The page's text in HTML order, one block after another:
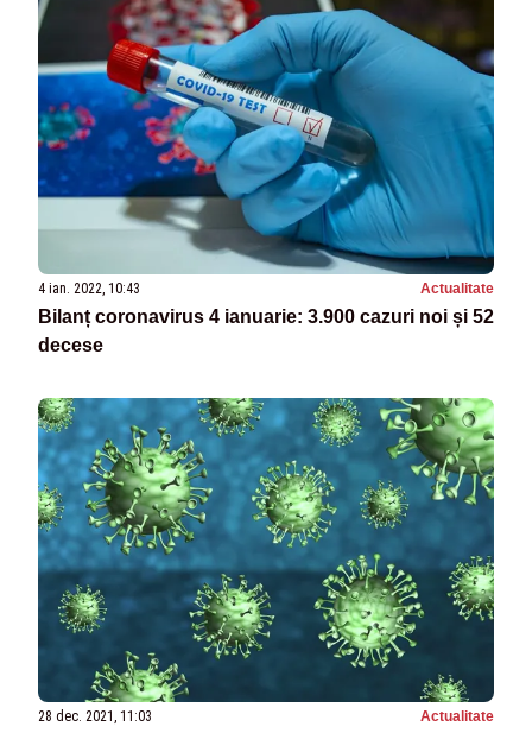
4 ian. 2022, 10:43 Actualitate
Bilanț coronavirus 4 ianuarie: 3.900 cazuri noi și 52
decese
28 dec. 2021, 11:03 Actualitate